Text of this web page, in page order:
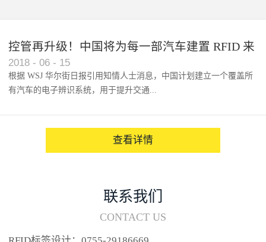
控管再升级！中国将为每一部汽车建置 RFID 来
架构辨识系统
2018 - 06 - 15
根据 WSJ 华尔街日报引用知情人士消息，中国计划建立一个覆盖所
有汽车的电子辨识系统，用于提升交通...
查看详情
联系我们
CONTACT US